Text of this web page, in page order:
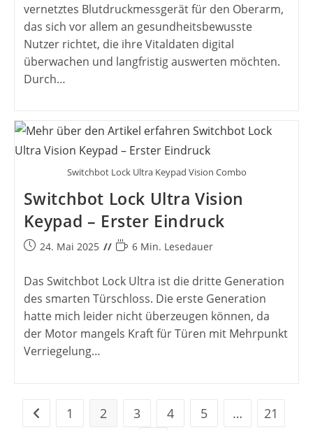
vernetztes Blutdruckmessgerät für den Oberarm,
das sich vor allem an gesundheitsbewusste
Nutzer richtet, die ihre Vitaldaten digital
überwachen und langfristig auswerten möchten.
Durch…
Switchbot Lock Ultra Keypad Vision Combo
Switchbot Lock Ultra Vision
Keypad – Erster Eindruck
Beitrag24. Mai 2025 Lesedauer:
6 Min. Lesedauer
Das Switchbot Lock Ultra ist die dritte Generation
des smarten Türschloss. Die erste Generation
hatte mich leider nicht überzeugen können, da
der Motor mangels Kraft für Türen mit Mehrpunkt
Verriegelung…
Zur vorherigen Seite
1 2 3 4 5 … 21